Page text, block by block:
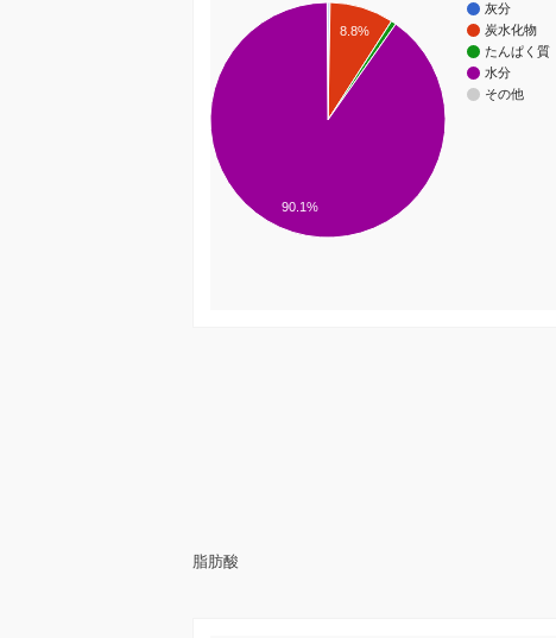
灰分
炭水化物
たんぱく質
水分
その他
8.8%
90.1%
脂肪酸